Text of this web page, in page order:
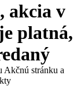
akcia v
platná,
Akčnú stránku a